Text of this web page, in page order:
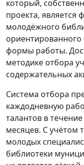
который,
проекта, является
молодёжного
формы работы.
методике отбора
содержательных
Система отбора
каждодневную
талантов в
месяцев. С учётом
молодых
библиотеки